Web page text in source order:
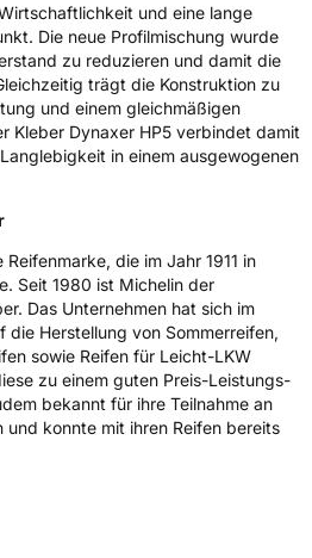
/ Alpine-SymbolNein
(GPSR)
23 63000 Clermont-
und eine lange
Die neue Profilmischung wurde
zu reduzieren und damit die
trägt die Konstruktion zu
und einem gleichmäßigen
Kleber Dynaxer HP5 verbindet damit
in einem ausgewogenen
die im Jahr 1911 in
Seit 1980 ist Michelin der
Das Unternehmen hat sich im
die Herstellung von Sommerreifen,
sowie Reifen für Leicht-LKW
zu einem guten Preis-Leistungs-
bekannt für ihre Teilnahme an
konnte mit ihren Reifen bereits